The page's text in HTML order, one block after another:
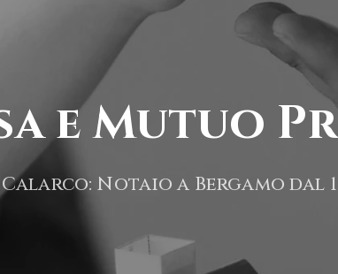
e Mutuo
Notaio a Bergamo dal